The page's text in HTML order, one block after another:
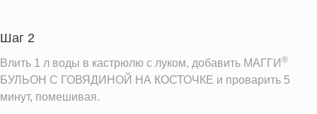
Шаг 2
Влить 1 л воды в кастрюлю с луком, добавить МАГГИ ®
БУЛЬОН С ГОВЯДИНОЙ НА КОСТОЧКЕ и проварить 5
минут, помешивая.